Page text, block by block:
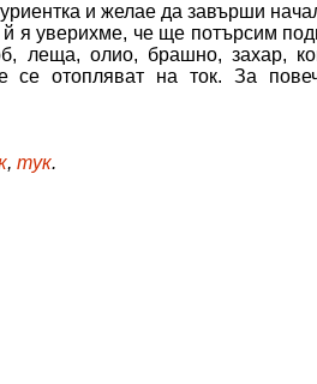
и желае да завърши
я уверихме, че ще потърсим
леща, олио, брашно, захар,
се отопляват на ток. За
, тук.